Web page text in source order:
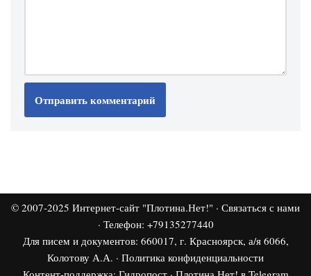
© 2007-2025 Интернет-сайт "Плотина.Нет!" · Связаться с нами
· Телефон: +79135277440
Для писем и документов: 660017, г. Красноярск, а/я 6066,
Колотову А.А. · Политика конфиденциальности